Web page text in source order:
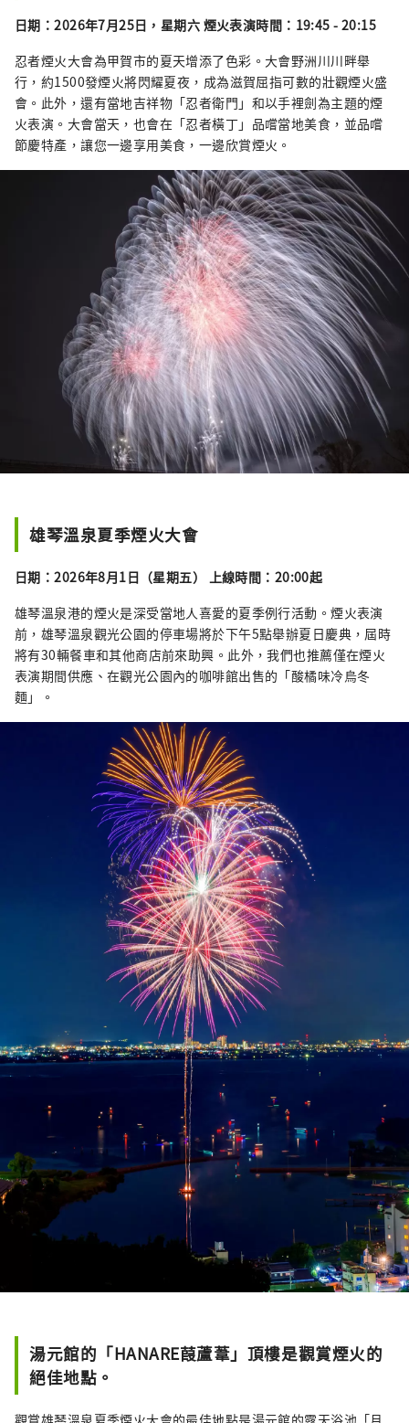
日期：2026年7月25日，星期六 煙火表演時間：19:45 - 20:15
忍者煙火大會為甲賀市的夏天增添了色彩。大會野洲川川畔舉
行，約1500發煙火將閃耀夏夜，成為滋賀屈指可數的壯觀煙火盛
會。此外，還有當地吉祥物「忍者衛門」和以手裡劍為主題的煙
火表演。大會當天，也會在「忍者橫丁」品嚐當地美食，並品嚐
節慶特產，讓您一邊享用美食，一邊欣賞煙火。
雄琴溫泉夏季煙火大會
日期：2026年8月1日（星期五） 上線時間：20:00起
雄琴溫泉港的煙火是深受當地人喜愛的夏季例行活動。煙火表演
前，雄琴溫泉觀光公園的停車場將於下午5點舉辦夏日慶典，屆時
將有30輛餐車和其他商店前來助興。此外，我們也推薦僅在煙火
表演期間供應、在觀光公園內的咖啡館出售的「酸橘味冷烏冬
麵」。
湯元館的「HANARE葭蘆葦」頂樓是觀賞煙火的
絕佳地點。